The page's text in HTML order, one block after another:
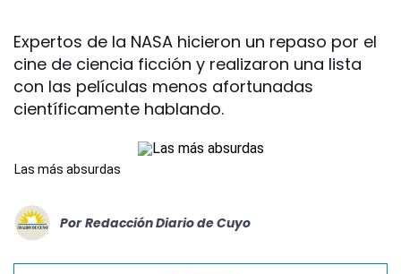
Expertos de la NASA hicieron un repaso por el
cine de ciencia ficción y realizaron una lista
con las películas menos afortunadas
científicamente hablando.
Las más absurdas
Por Redacción Diario de Cuyo